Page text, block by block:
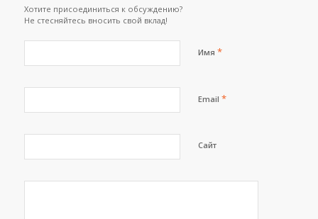
Хотите присоединиться к обсуждению?
Не стесняйтесь вносить свой вклад!
Имя *
Email *
Сайт